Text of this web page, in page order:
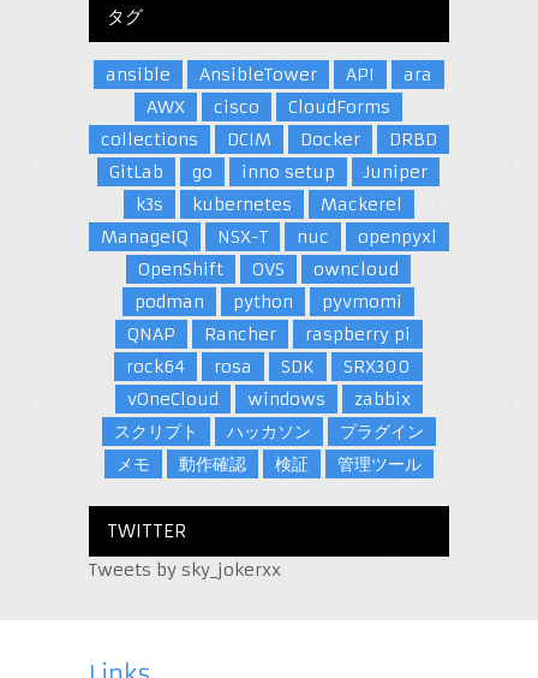
タグ
ansible AnsibleTower API
ara
AWX
cisco
CloudForms
collections
DCIM Docker
DRBD
GitLab
go inno setup
Juniper
k3s
kubernetes
Mackerel
ManageIQ
NSX-T nuc
openpyxl
OpenShift
OVS
owncloud
podman
python
pyvmomi
QNAP
Rancher
raspberry pi
rock64
rosa SDK
SRX300
vOneCloud
windows
zabbix
スクリプト
ハッカソン
プラグイン
メモ
動作確認 検証 管理ツール
TWITTER
Tweets by sky_jokerxx